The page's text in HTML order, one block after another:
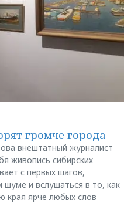
громче города
внештатный журналист
живопись сибирских
с первых шагов,
шуме и вслушаться в то, как
края ярче любых слов